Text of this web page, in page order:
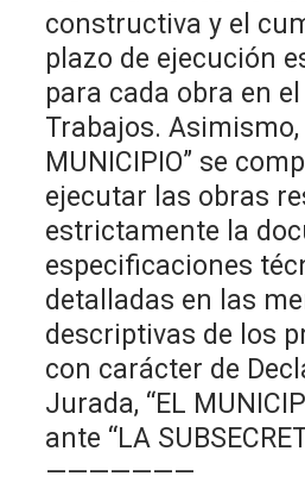
constructiva y el
plazo de ejecución
para cada obra en
Trabajos. Asimismo,
MUNICIPIO” se
ejecutar las obras
estrictamente la
especificaciones
detalladas en las
descriptivas de los
con carácter de
Jurada, “EL
ante “LA
———————